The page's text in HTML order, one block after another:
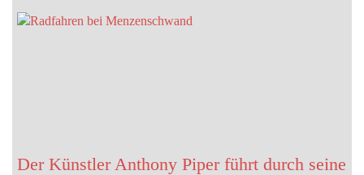
Der Künstler Anthony Piper führt durch seine